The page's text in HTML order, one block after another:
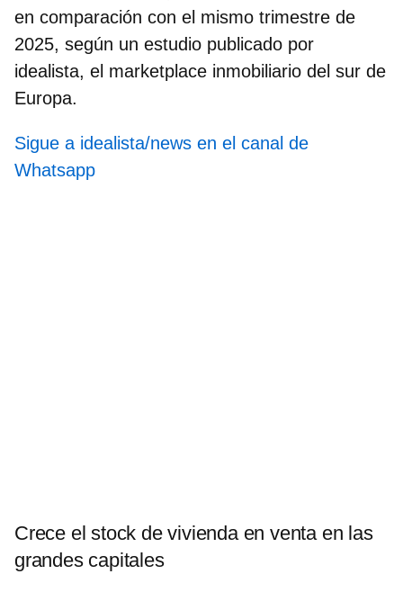
en comparación con el mismo trimestre de
2025, según un estudio publicado por
idealista, el marketplace inmobiliario del sur de
Europa.
Sigue a idealista/news en el canal de
Whatsapp
Crece el stock de vivienda en venta en las
grandes capitales